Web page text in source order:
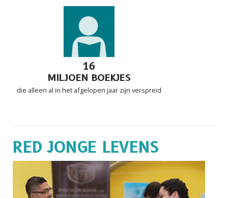
16
MILJOEN BOEKJES
die alleen al in het afgelopen jaar zijn verspreid
RED JONGE LEVENS